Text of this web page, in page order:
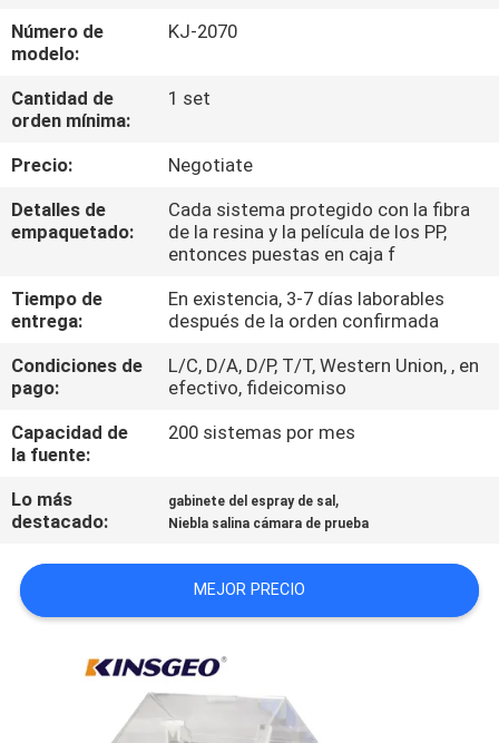
CONTROL
DE
CALIDAD
ÉNTRENOS
EN
CONTACTO
CON
PIDA
UNA
CITA
MAPA
SITIO
PRIVACY
Número de
modelo:
KJ-2070
Cantidad de
orden mínima:
1 set
Precio:
Negotiate
Detalles de
empaquetado:
Cada sistema protegido con la fibra
de la resina y la película de los PP,
entonces puestas en caja f
Tiempo de
entrega:
En existencia, 3-7 días laborables
después de la orden confirmada
Condiciones de
pago:
L/C, D/A, D/P, T/T, Western Union, , en
efectivo, fideicomiso
Capacidad de
la fuente:
200 sistemas por mes
Lo más
destacado:
gabinete del espray de sal ,
Niebla salina cámara de prueba
MEJOR PRECIO